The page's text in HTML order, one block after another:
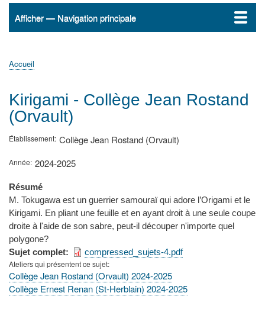
Navigation
Afficher — Navigation principale
Accueil
ActualitésMATh.en.JEANS ?
Régions et Ateliers
Créer, gérer un atelier
Sujets/Publications
Congrès
d'Ariane
Accueil
Kirigami - Collège Jean Rostand
(Orvault)
Établissement Collège Jean Rostand (Orvault)
Année 2024-2025
Résumé
M. Tokugawa est un guerrier samouraï qui adore l’Origami et le
Kirigami. En pliant une feuille et en ayant droit à une seule coupe
droite à l'aide de son sabre, peut-il découper n'importe quel
polygone?
Sujet complet
compressed_sujets-4.pdf
Ateliers qui présentent ce sujet
Collège Jean Rostand (Orvault) 2024-2025
Collège Ernest Renan (St-Herblain) 2024-2025